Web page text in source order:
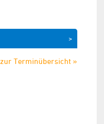
>
zur Terminübersicht »